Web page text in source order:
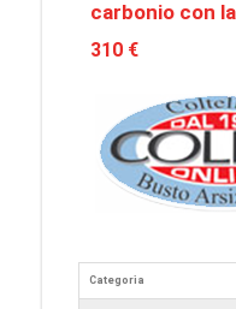
carbonio con
310 €
Categoria